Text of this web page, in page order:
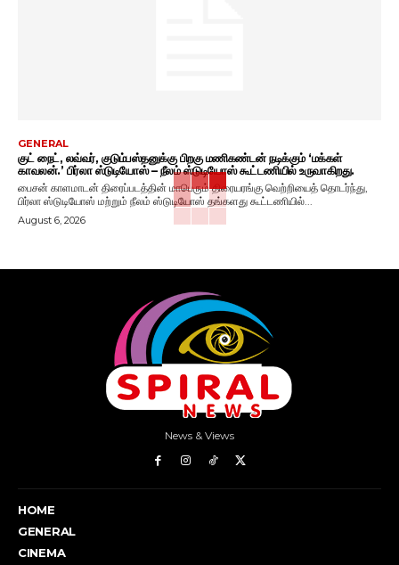
GENERAL
குட் நைட், லவ்வர், குடும்பஸ்தனுக்கு பிறகு மணிகண்டன் நடிக்கும் ‘மக்கள்
காவலன்.’ பிர்லா ஸ்டுடியோஸ் – நீலம் ஸ்டுடியோஸ் கூட்டணியில் உருவாகிறது.
பைசன் காளமாடன் திரைப்படத்தின் மாபெரும் திரையரங்கு வெற்றியைத் தொடர்ந்து,
பிர்லா ஸ்டுடியோஸ் மற்றும் நீலம் ஸ்டுடியோஸ் தங்களது கூட்டணியில்...
August 6, 2026
News & Views
HOME
GENERAL
CINEMA